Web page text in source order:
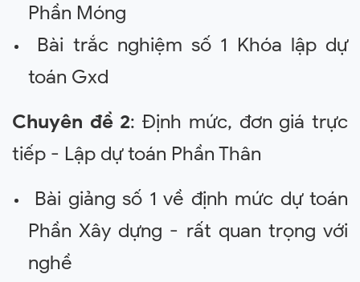
Phần Móng
Bài trắc nghiệm số 1 Khóa lập dự
toán Gxd
Chuyên đề 2: Định mức, đơn giá trực
tiếp - Lập dự toán Phần Thân
Bài giảng số 1 về định mức dự toán
Phần Xây dựng - rất quan trọng với
nghề